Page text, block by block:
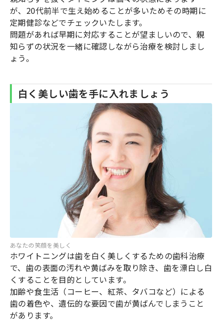
が、20代前半で生え始めることが多いためその時期に
定期健診などでチェックいたします。
問題があれば早期に対応することが望ましいので、親
知らずの状況を一緒に確認しながら治療を検討しまし
ょう。
白く美しい歯を手に入れましょう
あなたの笑顔を美しく
ホワイトニングは歯を白く美しくするための歯科治療
で、歯の表面の汚れや黄ばみを取り除き、歯を漂白し白
くすることを目的としています。
加齢や食生活（コーヒー、紅茶、タバコなど）による
歯の着色や、遺伝的な要因で歯が黄ばんでしまうこと
があります。